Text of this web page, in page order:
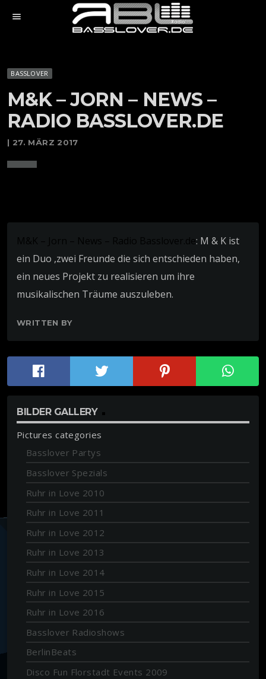
menu
BASSLOVER
M&K – JORN – NEWS –
RADIO BASSLOVER.DE
| 27. MÄRZ 2017
: M & K ist
ein Duo ,zwei Freunde die sich entschieden haben,
ein neues Projekt zu realisieren um ihre
musikalischen Träume auszuleben.
WRITTEN BY
BILDER GALLERY
Pictures categories
Basslover Partys
Basslover Spezials
Ruhr in Love 2010
Ruhr in Love 2011
Ruhr in Love 2012
Ruhr in Love 2013
Ruhr in Love 2014
Ruhr in Love 2015
Ruhr in Love 2016
Basslover Radioshows
BerlinBeats
Disco Fun Florstadt Events 2009